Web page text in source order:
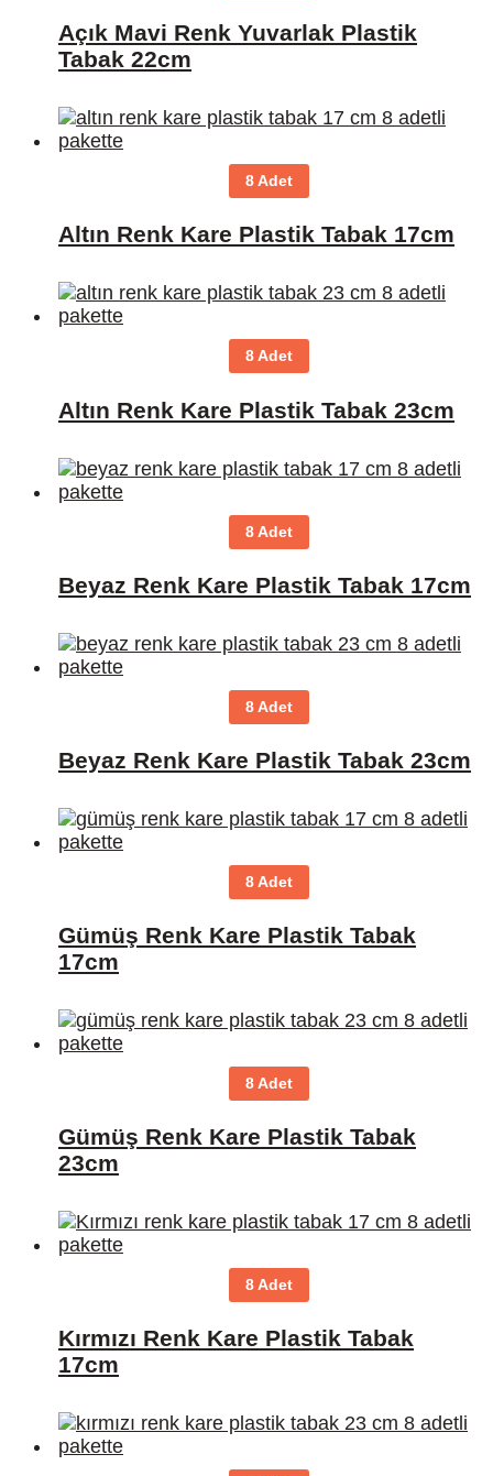
Açık Mavi Renk Yuvarlak Plastik
Tabak 22cm
8 Adet
Altın Renk Kare Plastik Tabak 17cm
8 Adet
Altın Renk Kare Plastik Tabak 23cm
8 Adet
Beyaz Renk Kare Plastik Tabak 17cm
8 Adet
Beyaz Renk Kare Plastik Tabak 23cm
8 Adet
Gümüş Renk Kare Plastik Tabak
17cm
8 Adet
Gümüş Renk Kare Plastik Tabak
23cm
8 Adet
Kırmızı Renk Kare Plastik Tabak
17cm